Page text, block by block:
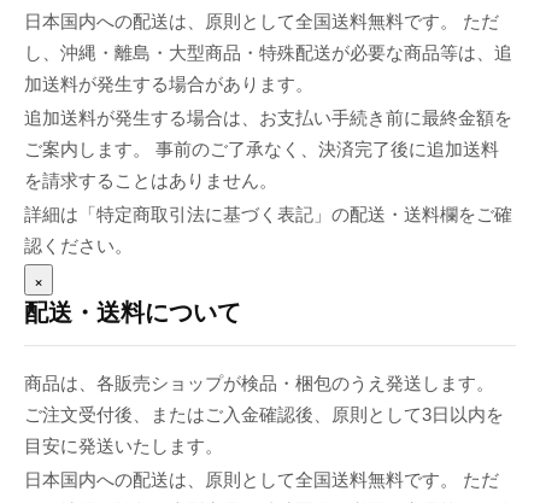
日本国内への配送は、原則として全国送料無料です。 ただ
し、沖縄・離島・大型商品・特殊配送が必要な商品等は、追
加送料が発生する場合があります。
追加送料が発生する場合は、お支払い手続き前に最終金額を
ご案内します。 事前のご了承なく、決済完了後に追加送料
を請求することはありません。
詳細は「特定商取引法に基づく表記」の配送・送料欄をご確
認ください。
×
配送・送料について
商品は、各販売ショップが検品・梱包のうえ発送します。
ご注文受付後、またはご入金確認後、原則として3日以内を
目安に発送いたします。
日本国内への配送は、原則として全国送料無料です。 ただ